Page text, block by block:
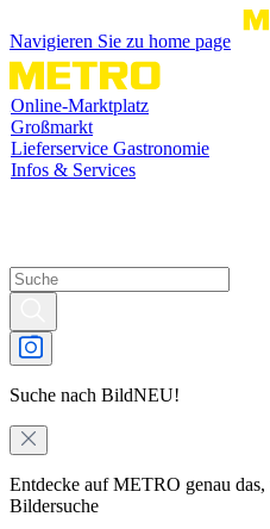
Navigieren Sie zu home page
Online-Marktplatz
Großmarkt
Lieferservice Gastronomie
Infos & Services
Suche nach BildNEU!
Entdecke auf METRO genau
Bildersuche